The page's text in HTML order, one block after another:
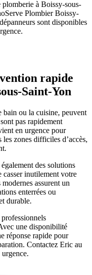
à Boissy-sous-
Plombier Boissy-
sont disponibles
rapide
Saint-Yon
bain ou la cuisine, peuvent
pas rapidement
en urgence pour
zones difficiles d’accès,
des solutions
casser inutilement votre
assurent un
enterrées ou
durable.
une disponibilité
réponse rapide pour
Contactez Eric au